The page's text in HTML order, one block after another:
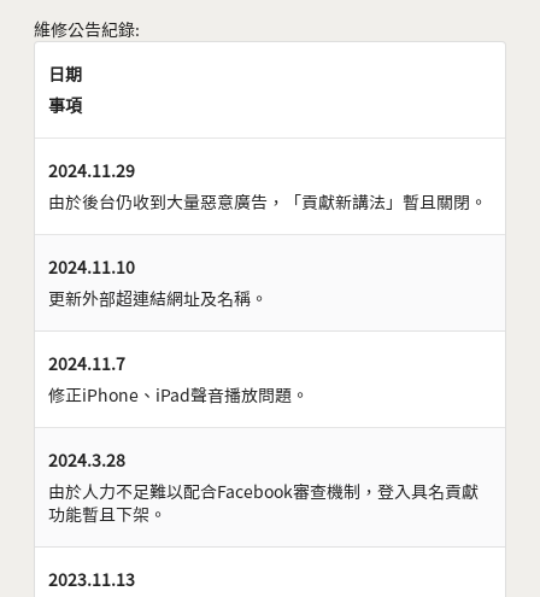
維修公告紀錄:
日期
事項
2024.11.29
由於後台仍收到大量惡意廣告，「貢獻新講法」暫且關閉。
2024.11.10
更新外部超連結網址及名稱。
2024.11.7
修正iPhone、iPad聲音播放問題。
2024.3.28
由於人力不足難以配合Facebook審查機制，登入具名貢獻
功能暫且下架。
2023.11.13